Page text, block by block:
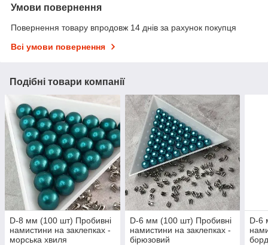
Умови повернення
Повернення товару впродовж 14 днів за рахунок покупця
Всі умови повернення
Подібні товари компанії
D-8 мм (100 шт) Пробивні
намистини на заклепках -
морська хвиля
D-6 мм (100 шт) Пробивні
намистини на заклепках -
бірюзовий
D-6